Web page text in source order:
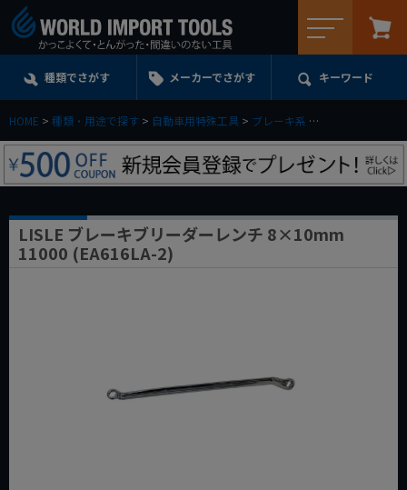
種類でさがす メーカーでさがす キーワード
HOME 種類・用途で探す 自動車用特殊工具 ブレーキ系
LISLE ブレーキブリーダーレンチ 8×10mm
11000 (EA616LA-2)